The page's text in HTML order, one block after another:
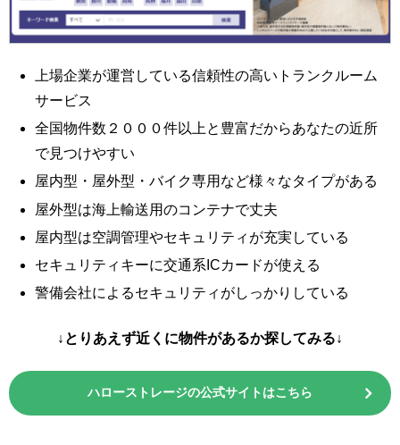
上場企業が運営している信頼性の高いトランクルーム
サービス
全国物件数２０００件以上と豊富だからあなたの近所
で見つけやすい
屋内型・屋外型・バイク専用など様々なタイプがある
屋外型は海上輸送用のコンテナで丈夫
屋内型は空調管理やセキュリティが充実している
セキュリティキーに交通系ICカードが使える
警備会社によるセキュリティがしっかりしている
↓とりあえず近くに物件があるか探してみる↓
ハローストレージの公式サイトはこちら